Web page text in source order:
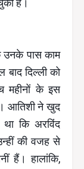
है।
उनके पास काम
दिल्ली को
महीनों के इस
आतिशी ने खुद
कि अरविंद
की वजह से
हैं। हालांकि,